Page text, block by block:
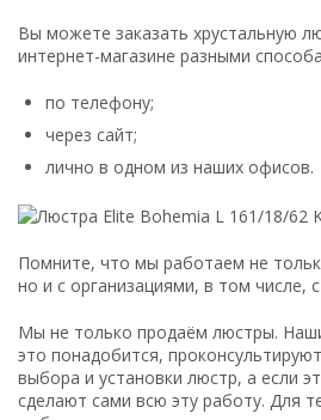
Вы можете заказать хрустальную
интернет-магазине разными
по телефону;
через сайт;
лично в одном из наших офисов.
Помните, что мы работаем не
но и с организациями, в том числе,
Мы не только продаём люстры.
это понадобится,
выбора и установки люстр, а если
сделают сами всю эту работу. Для